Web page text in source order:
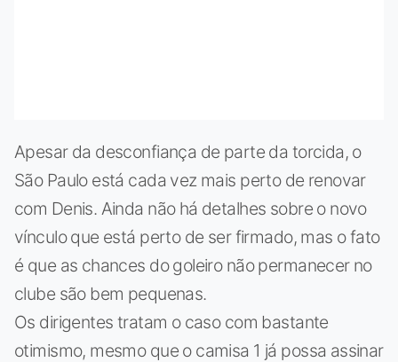
Apesar da desconfiança de parte da torcida, o
São Paulo está cada vez mais perto de renovar
com Denis. Ainda não há detalhes sobre o novo
vínculo que está perto de ser firmado, mas o fato
é que as chances do goleiro não permanecer no
clube são bem pequenas.
Os dirigentes tratam o caso com bastante
otimismo, mesmo que o camisa 1 já possa assinar